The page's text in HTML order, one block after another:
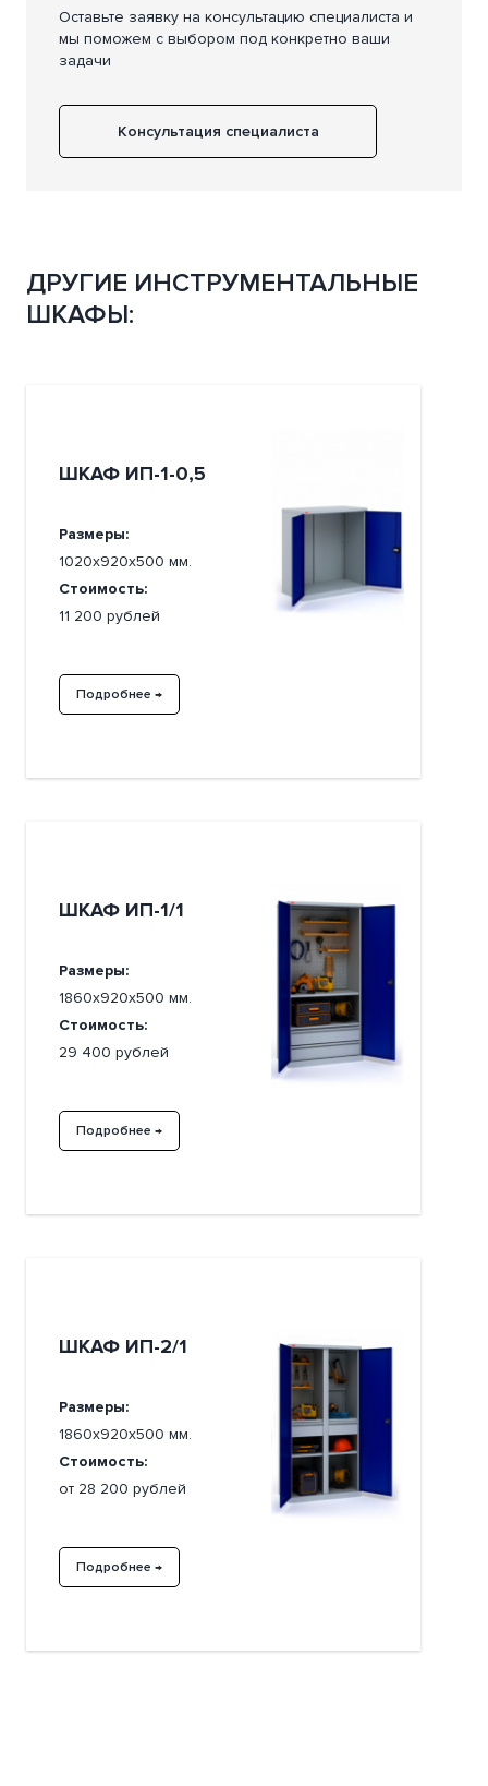
Оставьте заявку на консультацию специалиста и
мы поможем с выбором под конкретно ваши
задачи
Консультация специалиста
ДРУГИЕ ИНСТРУМЕНТАЛЬНЫЕ
ШКАФЫ:
ШКАФ ИП-1-0,5
Размеры:
1020х920х500 мм.
Стоимость:
11 200 рублей
Подробнее →
ШКАФ ИП-1/1
Размеры:
1860х920х500 мм.
Стоимость:
29 400 рублей
Подробнее →
ШКАФ ИП-2/1
Размеры:
1860х920х500 мм.
Стоимость:
от 28 200 рублей
Подробнее →